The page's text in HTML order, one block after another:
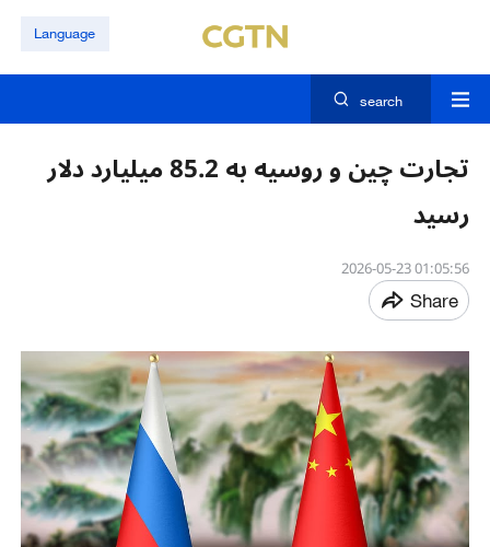
Language
search
تجارت چین و روسیه به 85.2 میلیارد دلار
رسید
01:05:56 2026-05-23
Share